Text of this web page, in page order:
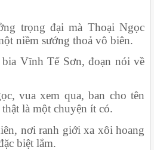
trọng đại mà Thoại Ngọc
niềm sướng thoả vô biên.
Vĩnh Tế Sơn, đoạn nói về
vua xem qua, ban cho tên
là một chuyện ít có.
nơi ranh giới xa xôi hoang
biệt lắm.